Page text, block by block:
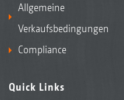
Allgemeine
Verkaufsbedingungen
Compliance
Quick Links